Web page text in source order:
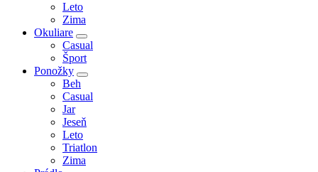
Leto
Zima
Okuliare
Casual
Šport
Ponožky
Beh
Casual
Jar
Jeseň
Leto
Triatlon
Zima